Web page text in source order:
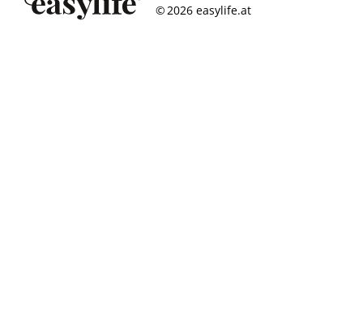
© 2026 easylife.at